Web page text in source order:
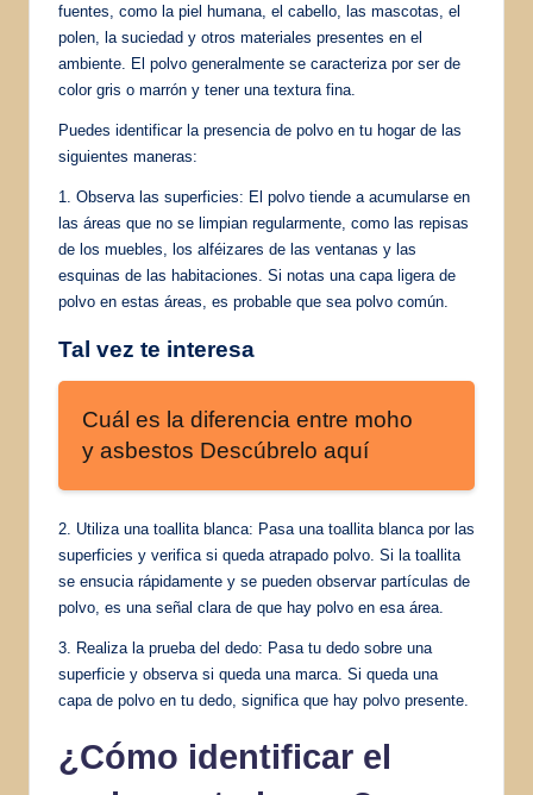
fuentes, como la piel humana, el cabello, las mascotas, el
polen, la suciedad y otros materiales presentes en el
ambiente. El polvo generalmente se caracteriza por ser de
color gris o marrón y tener una textura fina.
Puedes identificar la presencia de polvo en tu hogar de las
siguientes maneras:
1. Observa las superficies: El polvo tiende a acumularse en
las áreas que no se limpian regularmente, como las repisas
de los muebles, los alféizares de las ventanas y las
esquinas de las habitaciones. Si notas una capa ligera de
polvo en estas áreas, es probable que sea polvo común.
Tal vez te interesa
Cuál es la diferencia entre moho
y asbestos Descúbrelo aquí
2. Utiliza una toallita blanca: Pasa una toallita blanca por las
superficies y verifica si queda atrapado polvo. Si la toallita
se ensucia rápidamente y se pueden observar partículas de
polvo, es una señal clara de que hay polvo en esa área.
3. Realiza la prueba del dedo: Pasa tu dedo sobre una
superficie y observa si queda una marca. Si queda una
capa de polvo en tu dedo, significa que hay polvo presente.
¿Cómo identificar el